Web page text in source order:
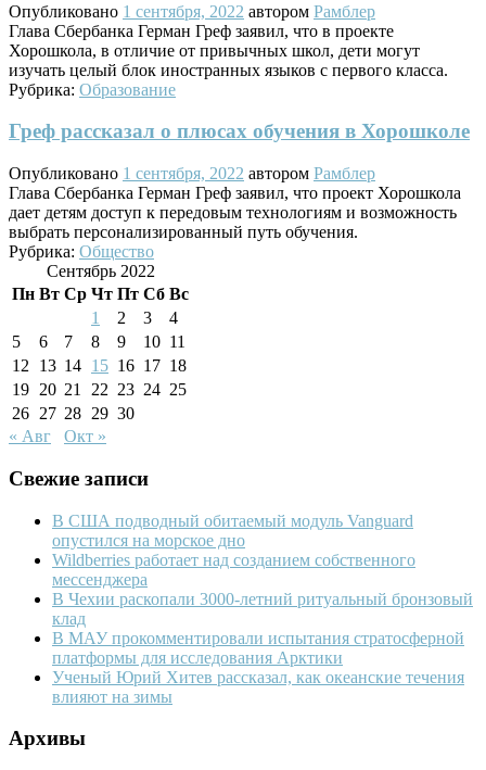
Опубликовано 1 сентября, 2022 автором Рамблер
Глава Сбербанка Герман Греф заявил, что в проекте
Хорошкола, в отличие от привычных школ, дети могут
изучать целый блок иностранных языков с первого класса.
Рубрика: Образование
Греф рассказал о плюсах обучения в Хорошколе
Опубликовано 1 сентября, 2022 автором Рамблер
Глава Сбербанка Герман Греф заявил, что проект Хорошкола
дает детям доступ к передовым технологиям и возможность
выбрать персонализированный путь обучения.
Рубрика: Общество
Сентябрь 2022
Пн Вт Ср Чт Пт Сб Вс
1
2 3
4
5
6 7 8 9 10 11
12
13 14 15 16 17 18
19 20 21 22 23 24 25
26 27 28 29 30
« Авг
Окт »
Свежие записи
В США подводный обитаемый модуль Vanguard
опустился на морское дно
Wildberries работает над созданием собственного
мессенджера
В Чехии раскопали 3000-летний ритуальный бронзовый
клад
В МАУ прокомментировали испытания стратосферной
платформы для исследования Арктики
Ученый Юрий Хитев рассказал, как океанские течения
влияют на зимы
Архивы